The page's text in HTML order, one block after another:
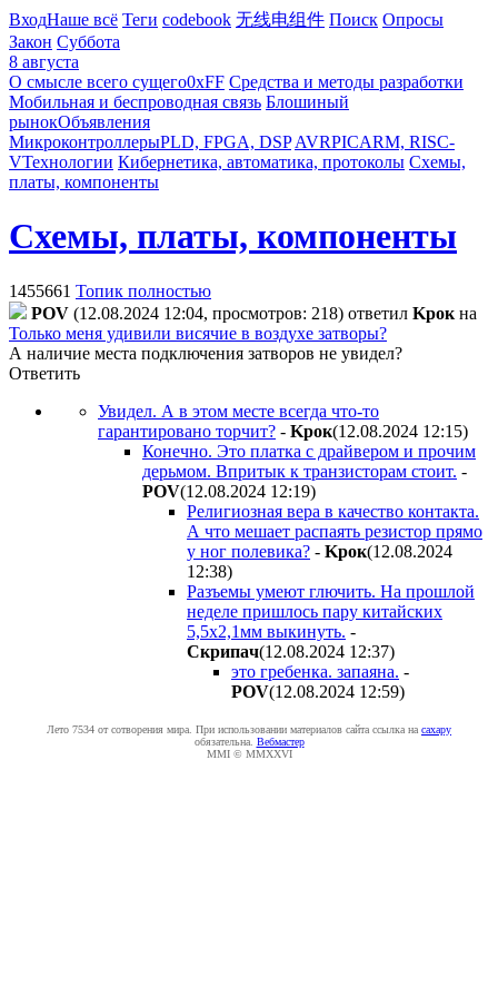
ВходНаше всё Теги codebook 无线电组件 Поиск Опросы
Закон Суббота
8 августа
О смысле всего сущего0xFF Средства и методы разработки
Мобильная и беспроводная связь Блошиный
рынокОбъявления
МикроконтроллерыPLD, FPGA, DSP AVRPICARM, RISC-
VТехнологии Кибернетика, автоматика, протоколы Схемы,
платы, компоненты
Схемы, платы, компоненты
1455661 Топик полностью
POV (12.08.2024 12:04, просмотров: 218) ответил Kpoк на
Только меня удивили висячие в воздухе затворы?
А наличие места подключения затворов не увидел?
Ответить
Увидел. А в этом месте всегда что-то
гарантировано торчит? - Kpoк(12.08.2024 12:15)
Конечно. Это платка с драйвером и прочим
дерьмом. Впритык к транзисторам стоит. -
POV(12.08.2024 12:19)
Религиозная вера в качество контакта.
А что мешает распаять резистор прямо
у ног полевика? - Kpoк(12.08.2024
12:38)
Разъемы умеют глючить. На прошлой
неделе пришлось пару китайских
5,5х2,1мм выкинуть. -
Cкpипaч(12.08.2024 12:37)
это гребенка. запаяна. -
POV(12.08.2024 12:59)
Лето 7534 от сотворения мира. При использовании материалов сайта ссылка на caxapу
обязательна. Вебмастер
MMI © MMXXVI